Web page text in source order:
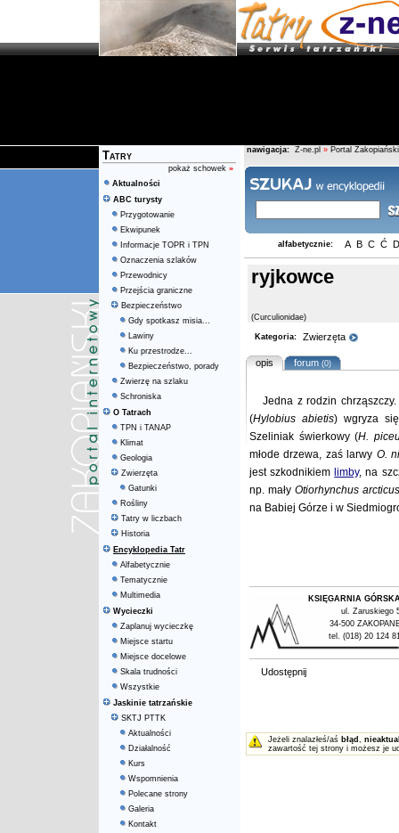
Tatry
pokaż schowek »
Aktualności
ABC turysty
Przygotowanie
Ekwipunek
Informacje TOPR i TPN
Oznaczenia szlaków
Przewodnicy
Przejścia graniczne
Bezpieczeństwo
Gdy spotkasz misia...
Lawiny
Ku przestrodze...
Bezpieczeństwo, porady
Zwierzę na szlaku
Schroniska
O Tatrach
TPN i TANAP
Klimat
Geologia
Zwierzęta
Gatunki
Rośliny
Tatry w liczbach
Historia
Encyklopedia Tatr
Alfabetycznie
Tematycznie
Multimedia
Wycieczki
Zaplanuj wycieczkę
Miejsce startu
Miejsce docelowe
Skala trudności
Wszystkie
Jaskinie tatrzańskie
SKTJ PTTK
Aktualności
Działalność
Kurs
Wspomnienia
Polecane strony
Galeria
Kontakt
nawigacja: Z-ne.pl » Portal Zakopiański
alfabetycznie: A B C Ć D
ryjkowce
(Curculionidae)
Kategoria: Zwierzęta
opis forum(0)
Jedna z rodzin
(Hylobius abietis) wgryza
Szeliniak świerkowy (H.
młode drzewa, zaś larwy O.
jest szkodnikiem limby, na
np. mały Otiorhynchus arcticus
na Babiej Górze i w
KSIĘGARNIA
ul. Zaruskiego
34-500
tel. (018) 20 124
Udostępnij
Jeżeli znalazłeś/aś błąd ,
zawartość tej strony i możesz je